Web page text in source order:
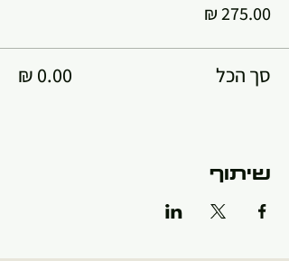
סך הכל
שיתוף